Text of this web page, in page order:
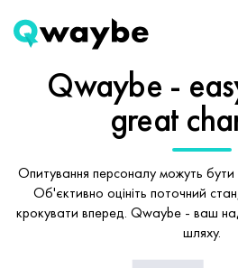
Qwaybe -
great
Опитування персоналу можуть
Об'єктивно оцініть поточний
крокувати вперед. Qwaybe - ваш
шляху.